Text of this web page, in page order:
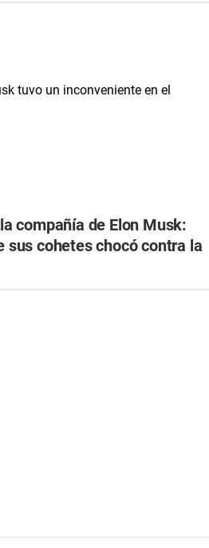
compañía de Elon Musk:
sus cohetes chocó contra la